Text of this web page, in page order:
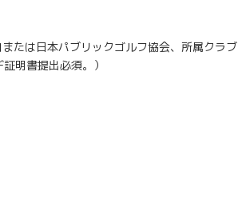
たは日本パブリックゴルフ協会、所属クラブ
明書提出必須。）